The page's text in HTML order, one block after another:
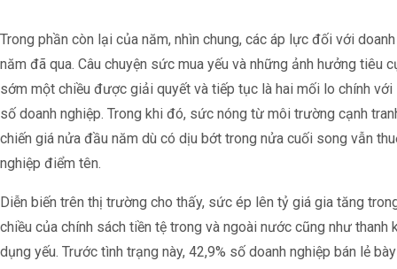
Trong phần còn lại của năm, nhìn chung, các áp lực đối với
năm đã qua. Câu chuyện sức mua yếu và những ảnh hưởng tiêu
sớm một chiều được giải quyết và tiếp tục là hai mối lo chính
số doanh nghiệp. Trong khi đó, sức nóng từ môi trường cạnh
chiến giá nửa đầu năm dù có dịu bớt trong nửa cuối song vẫn
nghiệp điểm tên.
Diễn biến trên thị trường cho thấy, sức ép lên tỷ giá gia tăng
chiều của chính sách tiền tệ trong và ngoài nước cũng như
dụng yếu. Trước tình trạng này, 42,9% số doanh nghiệp bán lẻ